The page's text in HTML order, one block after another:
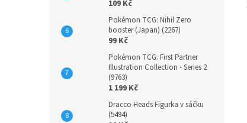
109 Kč
Pokémon TCG: Nihil Zero
booster (Japan) (2267)
99 Kč
Pokémon TCG: First Partner
Illustration Collection - Series 2
(9763)
1 199 Kč
Dracco Heads Figurka v sáčku
(5494)